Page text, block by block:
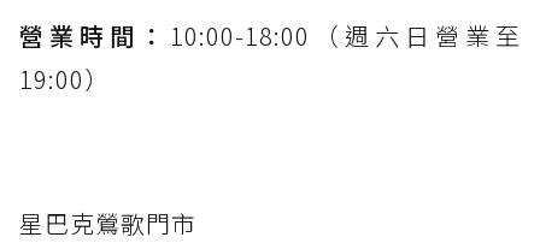
營業時間： 10:00-18:00（週六日營業至
19:00）
星巴克鶯歌門市